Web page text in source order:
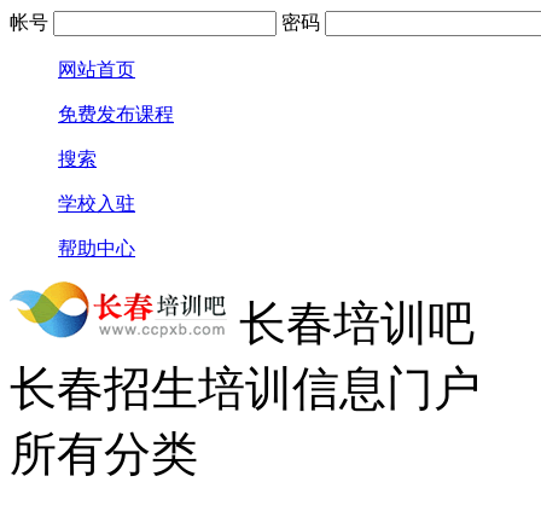
帐号 密码
网站首页
免费发布课程
搜索
学校入驻
帮助中心
长春培训吧
长春招生培训信息门户
所有分类